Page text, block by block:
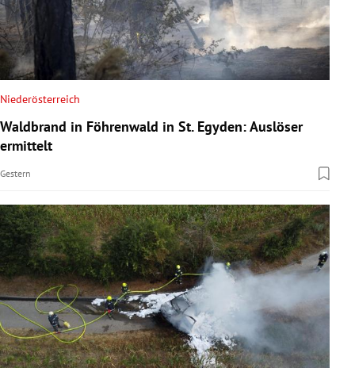
Niederösterreich
Waldbrand in Föhrenwald in St. Egyden: Auslöser
ermittelt
Gestern